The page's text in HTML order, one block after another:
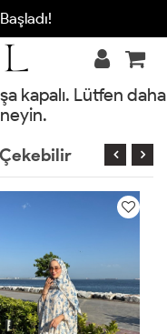
kapalı. Lütfen daha